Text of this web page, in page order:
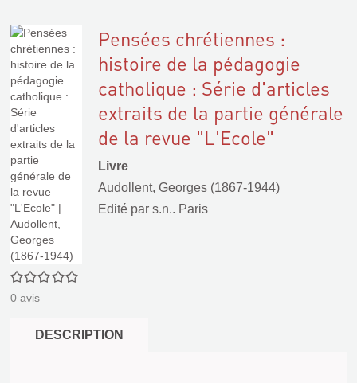
0/5
0 avis
Pensées chrétiennes :
histoire de la pédagogie
catholique : Série d'articles
extraits de la partie générale
de la revue "L'Ecole"
Livre
Audollent, Georges (1867-1944)
Edité par s.n.. Paris
DESCRIPTION